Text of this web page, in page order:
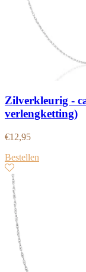
Zilverkleurig -
verlengketting)
€12,95
Bestellen